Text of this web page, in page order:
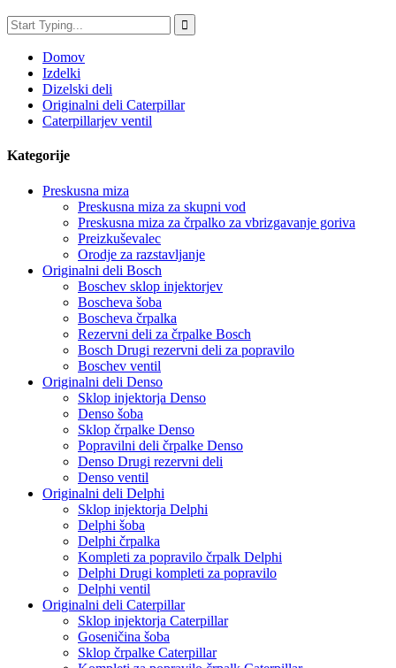
Domov
Izdelki
Dizelski deli
Originalni deli Caterpillar
Caterpillarjev ventil
Kategorije
Preskusna miza
Preskusna miza za skupni vod
Preskusna miza za črpalko za vbrizgavanje goriva
Preizkuševalec
Orodje za razstavljanje
Originalni deli Bosch
Boschev sklop injektorjev
Boscheva šoba
Boscheva črpalka
Rezervni deli za črpalke Bosch
Bosch Drugi rezervni deli za popravilo
Boschev ventil
Originalni deli Denso
Sklop injektorja Denso
Denso šoba
Sklop črpalke Denso
Popravilni deli črpalke Denso
Denso Drugi rezervni deli
Denso ventil
Originalni deli Delphi
Sklop injektorja Delphi
Delphi šoba
Delphi črpalka
Kompleti za popravilo črpalk Delphi
Delphi Drugi kompleti za popravilo
Delphi ventil
Originalni deli Caterpillar
Sklop injektorja Caterpillar
Goseničina šoba
Sklop črpalke Caterpillar